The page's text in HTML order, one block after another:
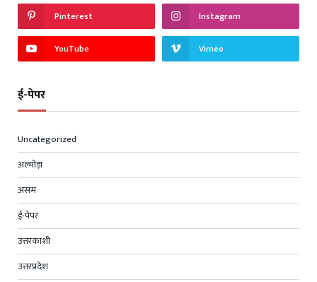
Pinterest Instagram
YouTube Vimeo
ई-पेपर
Uncategorized
अल्मोड़ा
असम
ई-पेपर
उत्तरकाशी
उत्तरप्रदेश